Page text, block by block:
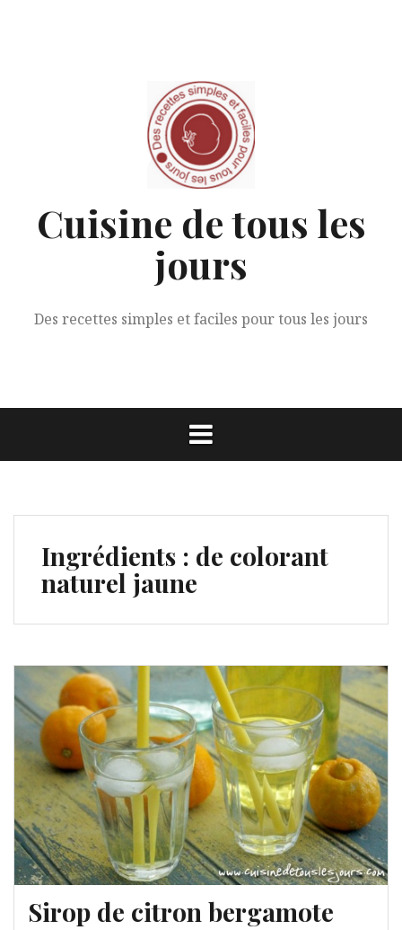
Cuisine de tous les
jours
Des recettes simples et faciles pour tous les jours
Ingrédients : de colorant
naturel jaune
Sirop de citron bergamote